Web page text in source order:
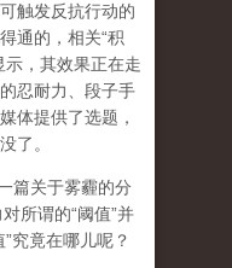
触发反抗行动的
通的，相关“积
示，其效果正在走
忍耐力、段子手
体提供了选题，
了。
篇关于雾霾的分
所谓的“阈值”并
究竟在哪儿呢？